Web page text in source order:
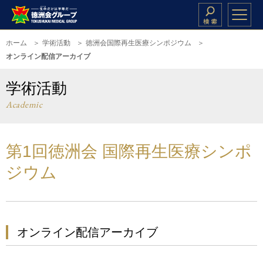
ホーム 学術活動
徳洲会国際再生医療シンポジウム
オンライン配信アーカイブ
学術活動
Academic
第1回徳洲会 国際再生医療シンポ
ジウム
オンライン配信アーカイブ